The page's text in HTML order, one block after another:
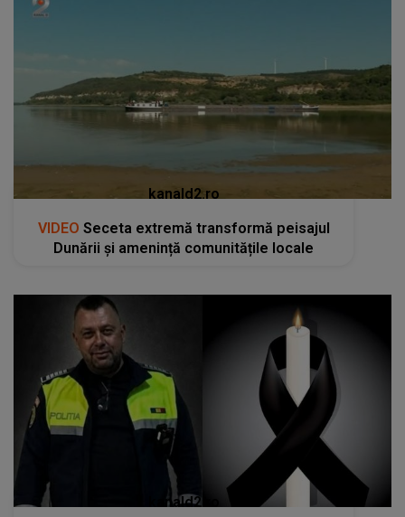
kanald2.ro
VIDEO Seceta extremă transformă peisajul
Dunării și amenință comunitățile locale
kanald2.ro